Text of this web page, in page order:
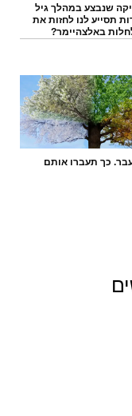
שנבצע במהלך גיל
תסייע לנו לחזות את
באלצהיימר?
כך תעברו אותם